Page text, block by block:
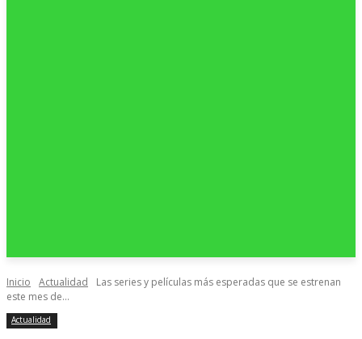
Inicio Actualidad
Las series y películas más esperadas que se estrenan
este mes de...
Actualidad